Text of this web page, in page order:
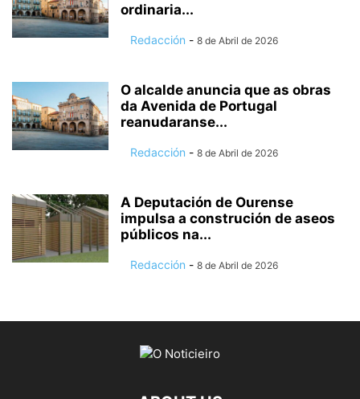
ordinaria...
Redacción - 8 de Abril de 2026
O alcalde anuncia que as obras
da Avenida de Portugal
reanudaranse...
Redacción - 8 de Abril de 2026
A Deputación de Ourense
impulsa a construción de aseos
públicos na...
Redacción - 8 de Abril de 2026